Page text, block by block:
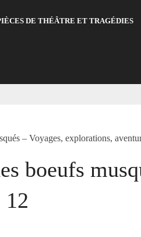
DE THÉÂTRE ET TRAGÉDIES
– Voyages, explorations,
boeufs
12